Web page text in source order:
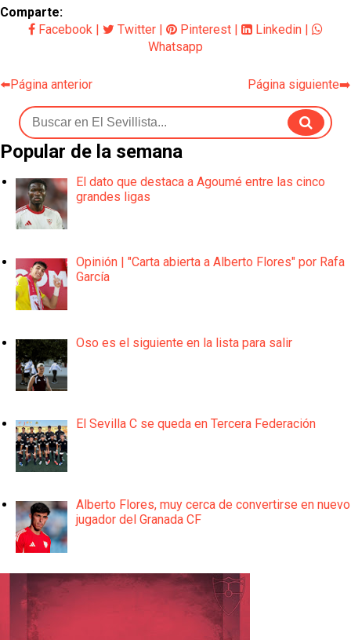
Comparte:
Facebook
Twitter Pinterest Linkedin
Whatsapp
⬅️Página anterior Página siguiente➡️
Popular de la semana
El dato que destaca a Agoumé entre las cinco
grandes ligas
Opinión | "Carta abierta a Alberto Flores" por Rafa
García
Oso es el siguiente en la lista para salir
El Sevilla C se queda en Tercera Federación
Alberto Flores, muy cerca de convertirse en nuevo
jugador del Granada CF